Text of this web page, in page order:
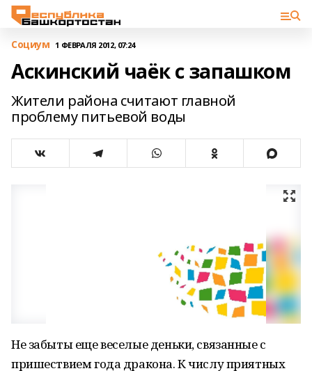
Cоциум 1 ФЕВРАЛЯ 2012, 07:24
Аскинский чаёк с запашком
Жители района считают главной
проблему питьевой воды
Не забыты еще веселые деньки, связанные с
пришествием года дракона. К числу приятных